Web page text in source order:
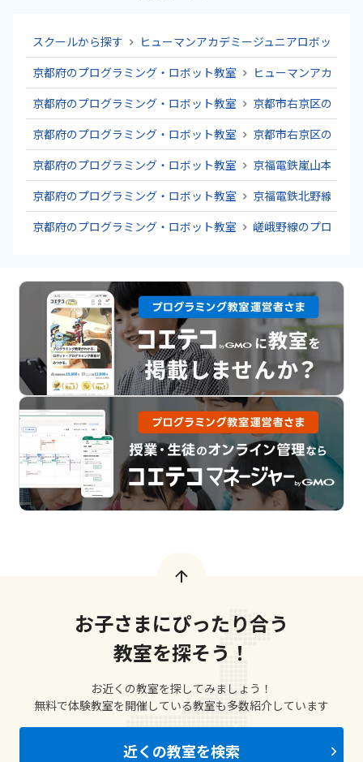
スクールから探す
ヒューマンアカデミージュニアロボット教
京都府のプログラミング・ロボット教室
ヒューマンアカデミ
京都府のプログラミング・ロボット教室
京都市右京区のプロ
京都府のプログラミング・ロボット教室
京都市右京区のプロ
京都府のプログラミング・ロボット教室
京福電鉄嵐山本線の
京都府のプログラミング・ロボット教室
京福電鉄北野線のプ
京都府のプログラミング・ロボット教室
嵯峨野線のプログラ
お子さまにぴったり合う
教室を探そう！
お近くの教室を探してみましょう！
無料で体験教室を開催している教室も多数紹介しています
近くの教室を検索